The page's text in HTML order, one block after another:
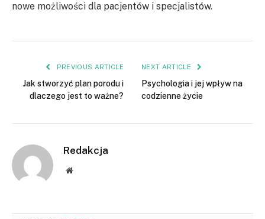
nowe możliwości dla pacjentów i specjalistów.
PREVIOUS ARTICLE
Jak stworzyć plan porodu i
dlaczego jest to ważne?
NEXT ARTICLE
Psychologia i jej wpływ na
codzienne życie
Redakcja
Website